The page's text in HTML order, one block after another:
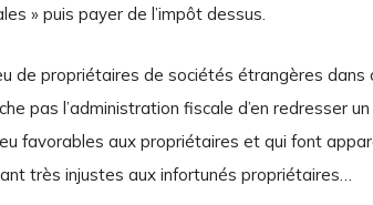
» puis payer de l’impôt dessus.
de propriétaires de sociétés étrangères
pas l’administration fiscale d’en redresser
favorables aux propriétaires et qui font
très injustes aux infortunés propriétaires…